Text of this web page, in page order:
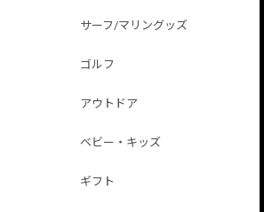
サーフ/マリングッズ
ゴルフ
アウトドア
ベビー・キッズ
ギフト